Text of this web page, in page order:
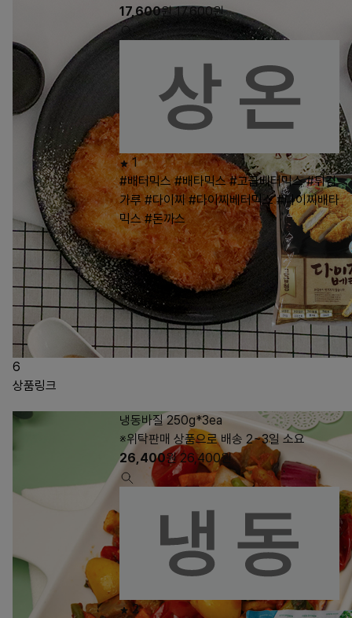
6
17,600원 17,600원
1
#배터믹스 #배타믹스 #고급베터믹스 #튀김
가루 #다이찌 #다이찌베터믹스 #다이찌배타
믹스 #돈까스
상품링크
냉동바질 250g*3ea
※위탁판매 상품으로 배송 2~3일 소요
26,400원 26,400원
2